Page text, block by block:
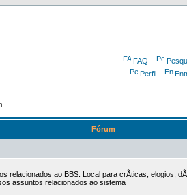
FAQ
Perfil
Fórum
relacionados ao BBS. Local para crÃ­ticas, elogios,
assuntos relacionados ao sistema